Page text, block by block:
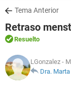
SALUD
FAMILIA
NUTRICIÓN
Tema Anterior
Retraso
Resuelto
LGonzalez -
Dra.